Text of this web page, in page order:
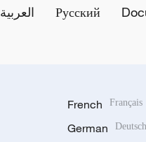
العربية Русский
French Français
German Deutsch